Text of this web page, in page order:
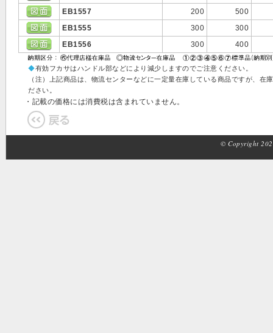
EB1557
200
500
EB1555
300
300
EB1556
300 400
◆有効フカサはハンドル部などにより減少しますのでご注意ください。
（注）上記商品は、物流センターなどに一定量在庫している商品ですが、
ださい。
・記載の価格には消費税は含まれていません。
© Copyright